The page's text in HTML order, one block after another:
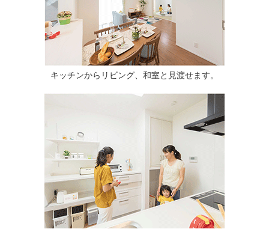
キッチンからリビング、和室と見渡せます。